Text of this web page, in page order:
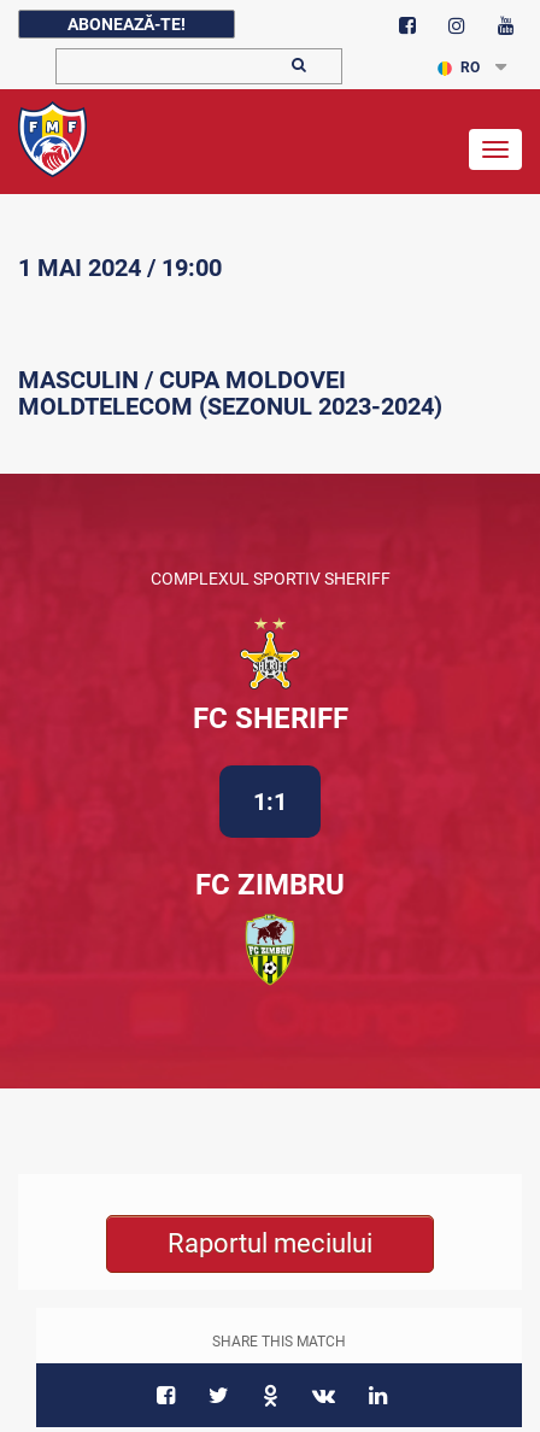
ABONEAZĂ-TE!
RO
1 MAI 2024 / 19:00
MASCULIN / CUPA MOLDOVEI
MOLDTELECOM (SEZONUL 2023-2024)
COMPLEXUL SPORTIV SHERIFF
FC SHERIFF
1:1
FC ZIMBRU
Raportul meciului
SHARE THIS MATCH